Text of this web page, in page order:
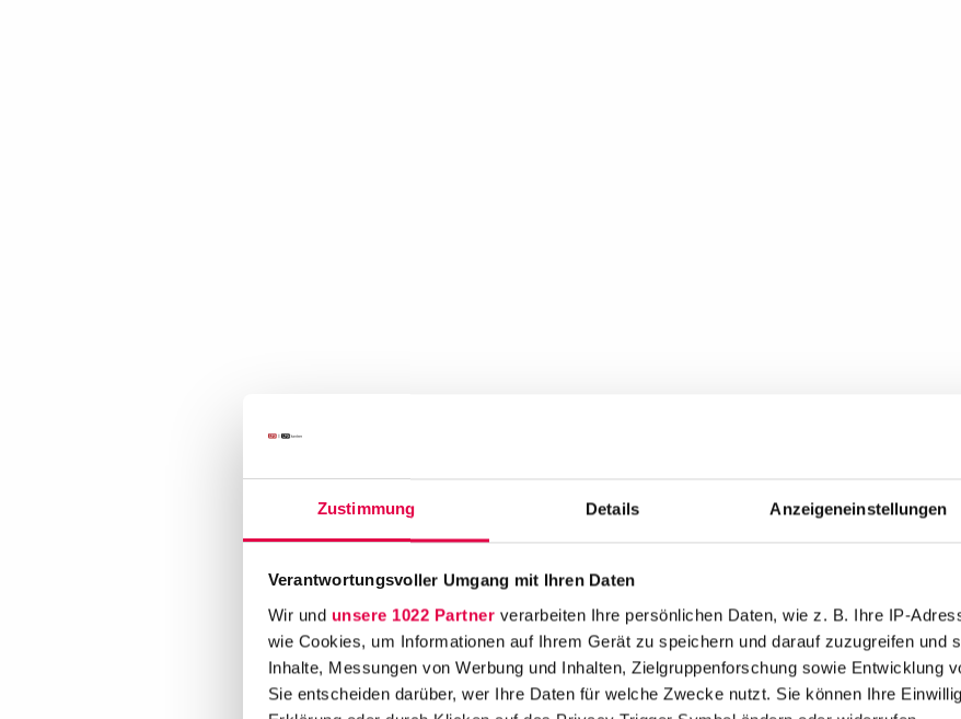
Zustimmung Details Anzeigeneinstellungen
Verantwortungsvoller Umgang mit Ihren Daten
Wir und unsere 1022 Partner verarbeiten Ihre persönlichen Daten, wie z. B. Ihre IP-
wie Cookies, um Informationen auf Ihrem Gerät zu speichern und darauf zuzugreifen und
Inhalte, Messungen von Werbung und Inhalten, Zielgruppenforschung sowie Entwicklung
Sie entscheiden darüber, wer Ihre Daten für welche Zwecke nutzt. Sie können Ihre